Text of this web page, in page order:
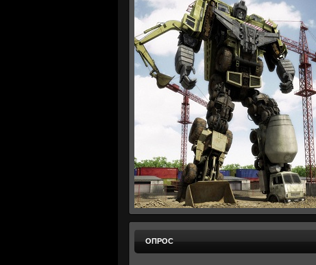
ОПРОС